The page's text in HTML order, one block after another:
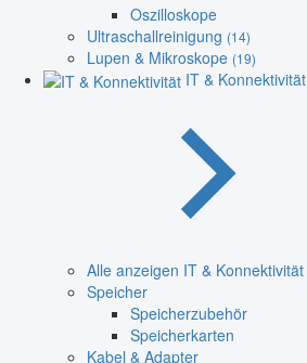
Oszilloskope
Ultraschallreinigung (14)
Lupen & Mikroskope (19)
IT & Konnektivität
Alle anzeigen IT & Konnektivität
Speicher
Speicherzubehör
Speicherkarten
Kabel & Adapter